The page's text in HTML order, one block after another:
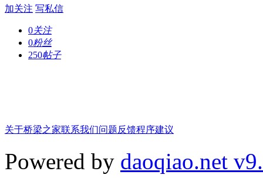
加关注 写私信
0关注
0粉丝
250帖子
关于桥梁之家联系我们问题反馈程序建议
Powered by daoqiao.net